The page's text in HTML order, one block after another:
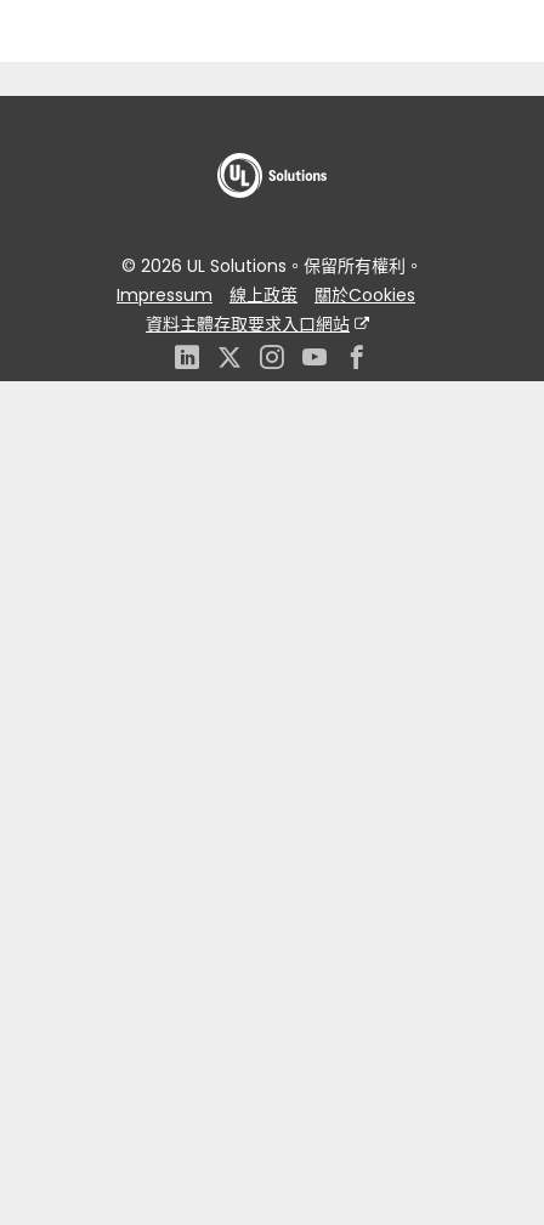
© 2026 UL Solutions。保留所有權利。
Impressum
線上政策
關於Cookies
資料主體存取要求入口網站